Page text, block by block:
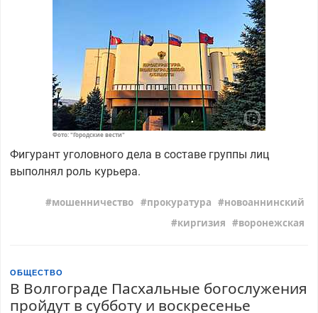
Фото: "Городские вести"
Фигурант уголовного дела в составе группы лиц
выполнял роль курьера.
мошенничество прокуратура
новоаннинский
киргизия
воронежская
ОБЩЕСТВО
В Волгограде Пасхальные богослужения
пройдут в субботу и воскресенье